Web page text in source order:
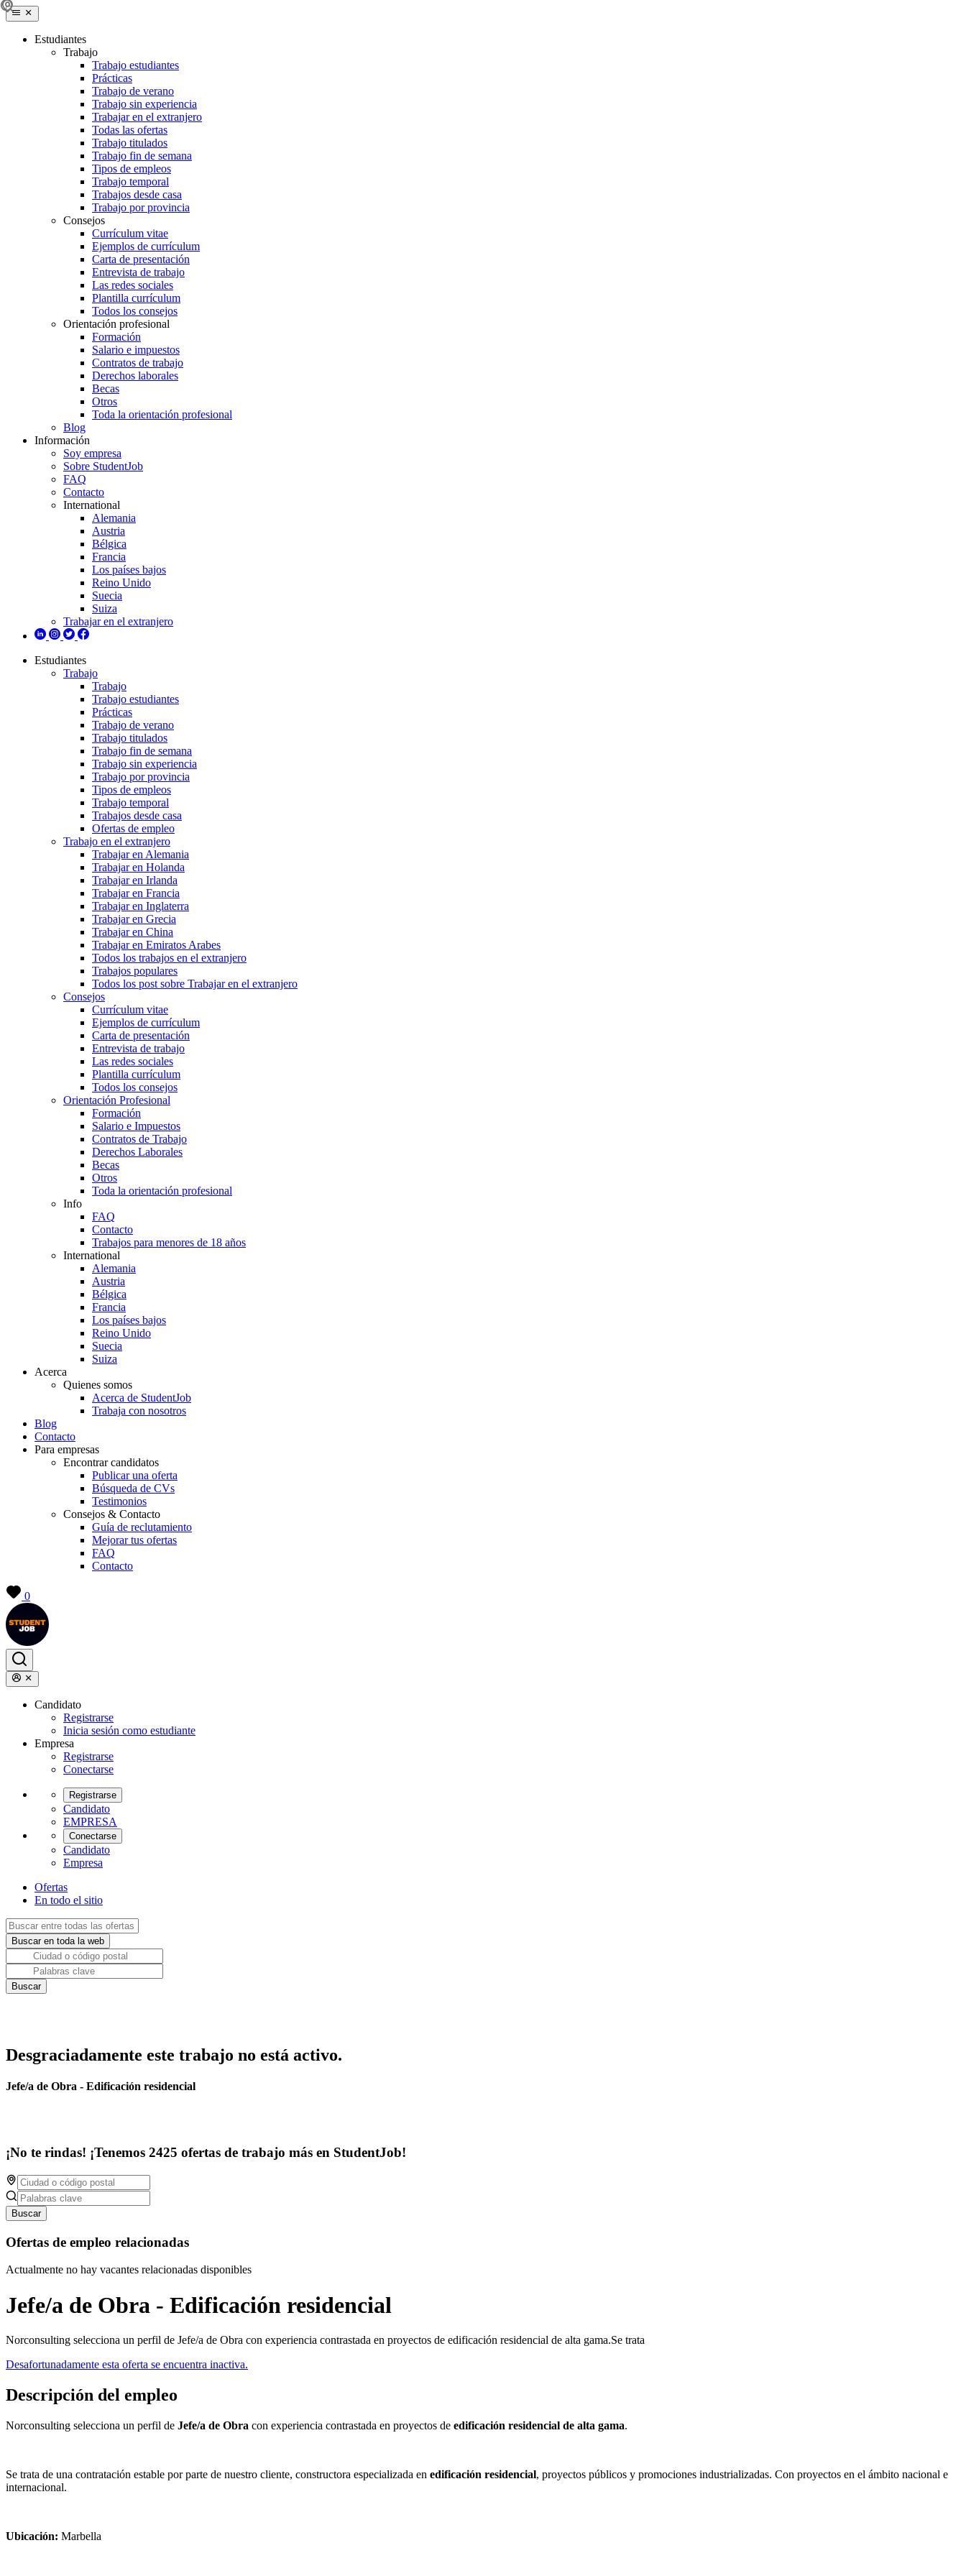
Estudiantes
Trabajo
Trabajo estudiantes
Prácticas
Trabajo de verano
Trabajo sin experiencia
Trabajar en el extranjero
Todas las ofertas
Trabajo titulados
Trabajo fin de semana
Tipos de empleos
Trabajo temporal
Trabajos desde casa
Trabajo por provincia
Consejos
Currículum vitae
Ejemplos de currículum
Carta de presentación
Entrevista de trabajo
Las redes sociales
Plantilla currículum
Todos los consejos
Orientación profesional
Formación
Salario e impuestos
Contratos de trabajo
Derechos laborales
Becas
Otros
Toda la orientación profesional
Blog
Información
Soy empresa
Sobre StudentJob
FAQ
Contacto
International
Alemania
Austria
Bélgica
Francia
Los países bajos
Reino Unido
Suecia
Suiza
Trabajar en el extranjero
Estudiantes
Trabajo
Trabajo
Trabajo estudiantes
Prácticas
Trabajo de verano
Trabajo titulados
Trabajo fin de semana
Trabajo sin experiencia
Trabajo por provincia
Tipos de empleos
Trabajo temporal
Trabajos desde casa
Ofertas de empleo
Trabajo en el extranjero
Trabajar en Alemania
Trabajar en Holanda
Trabajar en Irlanda
Trabajar en Francia
Trabajar en Inglaterra
Trabajar en Grecia
Trabajar en China
Trabajar en Emiratos Arabes
Todos los trabajos en el extranjero
Trabajos populares
Todos los post sobre Trabajar en el extranjero
Consejos
Currículum vitae
Ejemplos de currículum
Carta de presentación
Entrevista de trabajo
Las redes sociales
Plantilla currículum
Todos los consejos
Orientación Profesional
Formación
Salario e Impuestos
Contratos de Trabajo
Derechos Laborales
Becas
Otros
Toda la orientación profesional
Info
FAQ
Contacto
Trabajos para menores de 18 años
International
Alemania
Austria
Bélgica
Francia
Los países bajos
Reino Unido
Suecia
Suiza
Acerca
Quienes somos
Acerca de StudentJob
Trabaja con nosotros
Blog
Contacto
Para empresas
Encontrar candidatos
Publicar una oferta
Búsqueda de CVs
Testimonios
Consejos & Contacto
Guía de reclutamiento
Mejorar tus ofertas
FAQ
Contacto
0
Candidato
Registrarse
Inicia sesión como estudiante
Empresa
Registrarse
Conectarse
Registrarse
Candidato
EMPRESA
Conectarse
Candidato
Empresa
Ofertas
En todo el sitio
Desgraciadamente este trabajo no está activo.
Jefe/a de Obra - Edificación residencial
¡No te rindas! ¡Tenemos 2425 ofertas de trabajo más en StudentJob!
Buscar
Ofertas de empleo relacionadas
Actualmente no hay vacantes relacionadas disponibles
Jefe/a de Obra - Edificación residencial
Norconsulting selecciona un perfil de Jefe/a de Obra con experiencia contrastada en proyectos de edificación residencial de alta gama.Se trata
Desafortunadamente esta oferta se encuentra inactiva.
Descripción del empleo
Norconsulting selecciona un perfil de Jefe/a de Obra con experiencia contrastada en proyectos de edificación residencial de alta gama.
Se trata de una contratación estable por parte de nuestro cliente, constructora especializada en edificación residencial, proyectos públicos y promociones industrializadas. Con proyectos en el ámbito nacional e
internacional.
Ubicación: Marbella